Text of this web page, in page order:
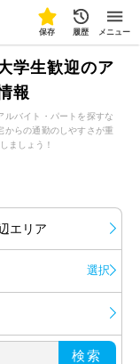
保存 履歴 メニュー
学生歓迎のア
報
ルバイト・パートを探すな
からの通勤のしやすさが重
ましょう！
エリア
選択
検索